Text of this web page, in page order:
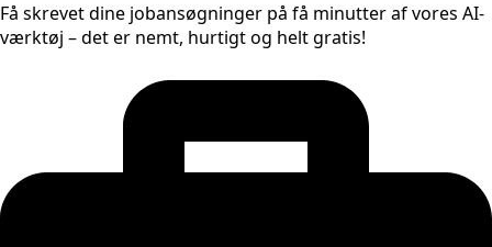
Få skrevet dine jobansøgninger på få minutter af vores AI-
værktøj – det er nemt, hurtigt og helt gratis!